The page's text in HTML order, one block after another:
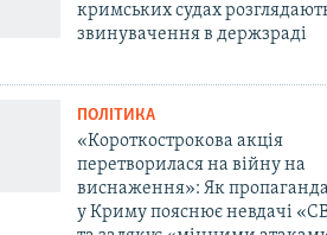
кримських судах
звинувачення в держзраді
ПОЛІТИКА
«Короткострокова акція
перетворилася на війну на
виснаження»: Як
у Криму пояснює невдачі